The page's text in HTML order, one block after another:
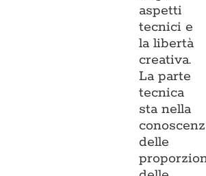
aspetti
tecnici e
la libertà
creativa.
La parte
tecnica
sta nella
delle